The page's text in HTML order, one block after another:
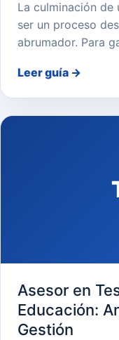
La culminación de
ser un proceso
abrumador. Para
Leer guía →
Asesor en
Educación:
Gestión